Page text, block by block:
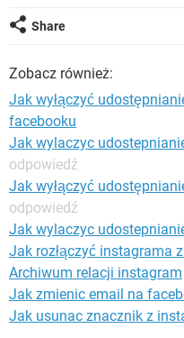
WINDOWS 10
Share
Zobacz również:
Jak wyłączyć
facebooku
Jak wylaczyc
odpowiedź
Jak wyłączyć
odpowiedź
Jak wylaczyc
Jak rozłączyć instagrama
Archiwum relacji instagram
Jak zmienic email na
Jak usunac znacznik z